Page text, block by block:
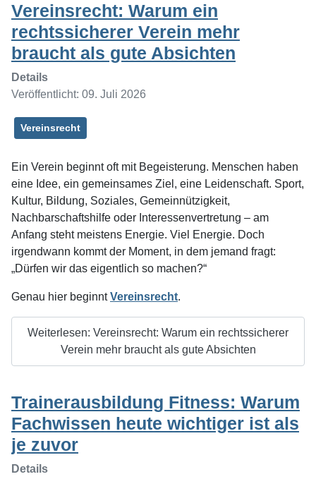
Vereinsrecht: Warum ein
rechtssicherer Verein mehr
braucht als gute Absichten
Details
Veröffentlicht: 09. Juli 2026
Vereinsrecht
Ein Verein beginnt oft mit Begeisterung. Menschen haben
eine Idee, ein gemeinsames Ziel, eine Leidenschaft. Sport,
Kultur, Bildung, Soziales, Gemeinnützigkeit,
Nachbarschaftshilfe oder Interessenvertretung – am
Anfang steht meistens Energie. Viel Energie. Doch
irgendwann kommt der Moment, in dem jemand fragt:
„Dürfen wir das eigentlich so machen?“
Genau hier beginntVereinsrecht.
Weiterlesen: Vereinsrecht: Warum ein rechtssicherer
Verein mehr braucht als gute Absichten
Trainerausbildung Fitness: Warum
Fachwissen heute wichtiger ist als
je zuvor
Details